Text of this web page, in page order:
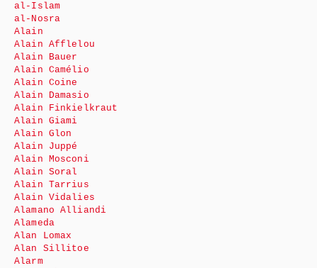
al-Islam
al-Nosra
Alain
Alain Afflelou
Alain Bauer
Alain Camélio
Alain Coine
Alain Damasio
Alain Finkielkraut
Alain Giami
Alain Glon
Alain Juppé
Alain Mosconi
Alain Soral
Alain Tarrius
Alain Vidalies
Alamano Alliandi
Alameda
Alan Lomax
Alan Sillitoe
Alarm